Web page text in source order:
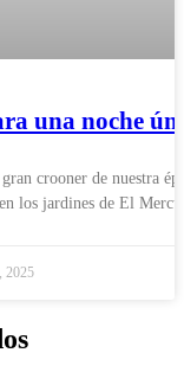
una noche
crooner de nuestra
los jardines de El
2025